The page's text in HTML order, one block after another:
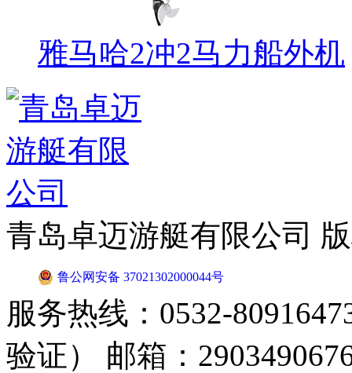
雅马哈2冲2马力船外机
青岛卓迈游艇有限公司
鲁公网安备 37021302000044号
服务热线：0532-
验证） 邮箱：